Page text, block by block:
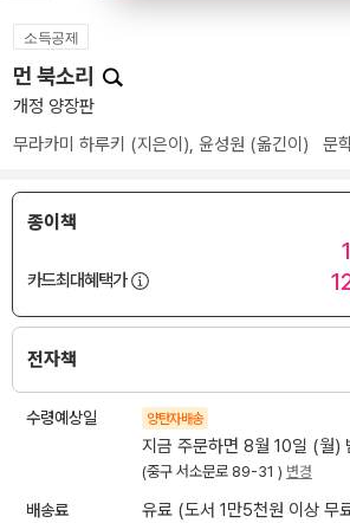
소득공제
먼 북소리
개정 양장판
무라카미 하루키 (지은이), 윤성원 (옮긴이) 문
종이책
카드최대혜택가
전자책
수령예상일 양탄자배송
지금 주문하면 8월 10일 (월)
(중구 서소문로 89-31 ) 변경
배송료
유료 (도서 1만5천원 이상 무